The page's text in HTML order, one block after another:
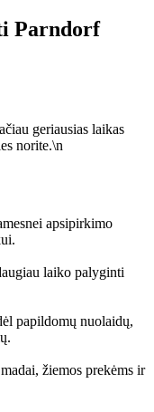
Parndorf
geriausias laikas
norite.\n
apsipirkimo
laiko palyginti
papildomų nuolaidų,
žiemos prekėms ir